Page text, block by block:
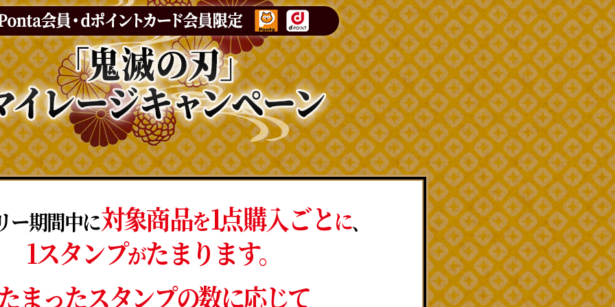
ー期間中に対象商品を1点購入ごとに、
1スタンプがたまります。
まったスタンプの数に応じて